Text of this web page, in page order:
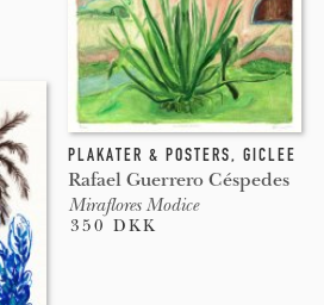
PLAKATER & POSTERS, GICLEE
Rafael Guerrero Céspedes
Miraflores Modice
350 DKK